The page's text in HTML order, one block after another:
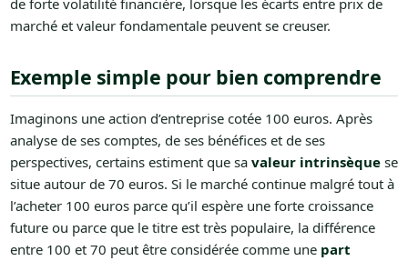
de forte volatilité financière, lorsque les écarts entre prix de
marché et valeur fondamentale peuvent se creuser.
Exemple simple pour bien comprendre
Imaginons une action d’entreprise cotée 100 euros. Après
analyse de ses comptes, de ses bénéfices et de ses
perspectives, certains estiment que sa valeur intrinsèquese
situe autour de 70 euros. Si le marché continue malgré tout à
l’acheter 100 euros parce qu’il espère une forte croissance
future ou parce que le titre est très populaire, la différence
entre 100 et 70 peut être considérée comme une part